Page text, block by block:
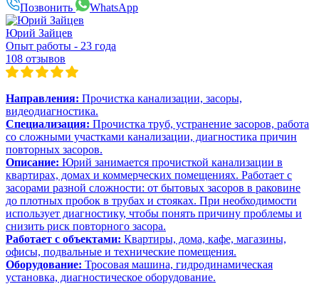
Позвонить WhatsApp
Юрий Зайцев
Опыт работы - 23 года
108 отзывов
Направления: Прочистка канализации, засоры,
видеодиагностика.
Специализация: Прочистка труб, устранение засоров, работа
со сложными участками канализации, диагностика причин
повторных засоров.
Описание: Юрий занимается прочисткой канализации в
квартирах, домах и коммерческих помещениях. Работает с
засорами разной сложности: от бытовых засоров в раковине
до плотных пробок в трубах и стояках. При необходимости
использует диагностику, чтобы понять причину проблемы и
снизить риск повторного засора.
Работает с объектами: Квартиры, дома, кафе, магазины,
офисы, подвальные и технические помещения.
Оборудование: Тросовая машина, гидродинамическая
установка, диагностическое оборудование.